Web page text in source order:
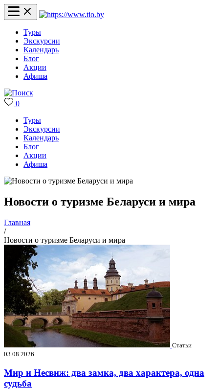
Туры
Экскурсии
Календарь
Блог
Акции
Афиша
0
Туры
Экскурсии
Календарь
Блог
Акции
Афиша
Новости о туризме Беларуси и мира
Главная
/
Новости о туризме Беларуси и мира
Статьи
03.08.2026
Мир и Несвиж: два замка, два характера, одна
судьба